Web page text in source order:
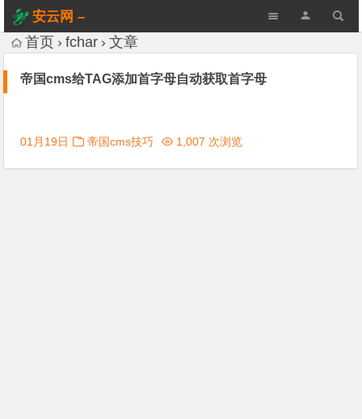
安云网 –
AnYun.ORG
首页 fchar 文章
帝国cms给TAG添加首字母自动获取首字母
01月19日 帝国cms技巧 1,007 次浏览